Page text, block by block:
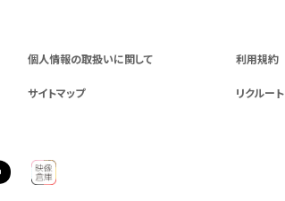
個人情報の取扱いに関して 利用規約
サイトマップ リクルート